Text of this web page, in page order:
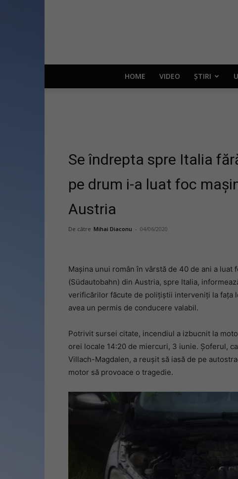
HOME VIDEO ȘTIRI
Se îndrepta spre Italia
pe drum i-a luat foc
Austria
De către Mihai Diaconu - 04/06/2020
Mașina unui român în vârstă de 40 de ani a luat
(Südautobahn) din Austria, spre Italia,
verificărilor făcute de polițiștii interveniți la fața
avea un permis de conducere valabil.
Potrivit sursei citate, incendiul a izbucnit la
orei locale 14:20 de miercuri, 3 iunie. Șoferul,
Villach-Magdalen, a reușit să iasă de pe
motor să provoace o tragedie.